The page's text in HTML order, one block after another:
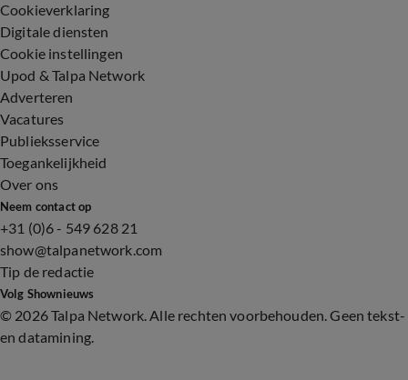
Cookieverklaring
Digitale diensten
Cookie instellingen
Upod & Talpa Network
Adverteren
Vacatures
Publieksservice
Toegankelijkheid
Over ons
Neem contact op
+31 (0)6 - 549 628 21
show@talpanetwork.com
Tip de redactie
Volg Shownieuws
© 2026 Talpa Network. Alle rechten voorbehouden. Geen tekst-
en datamining.